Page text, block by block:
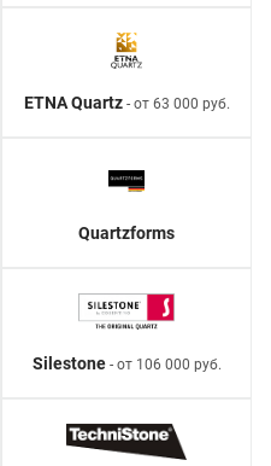
ETNA Quartz- от 63 000 руб.
Quartzforms
Silestone- от 106 000 руб.